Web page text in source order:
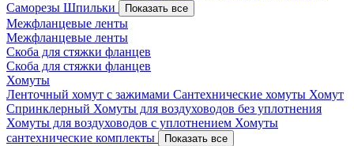
Саморезы Шпильки Показать все
Межфланцевые ленты
Межфланцевые ленты
Скоба для стяжки фланцев
Скоба для стяжки фланцев
Хомуты
Ленточный хомут с зажимами Сантехнические хомуты Хомут
Спринклерный Хомуты для воздуховодов без уплотнения
Хомуты для воздуховодов с уплотнением Хомуты
сантехнические комплекты
Показать все